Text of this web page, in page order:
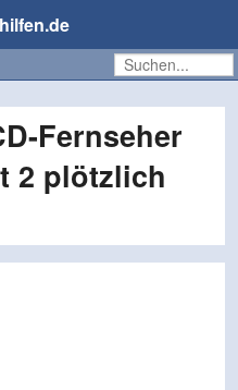
Fernseher
2 plötzlich